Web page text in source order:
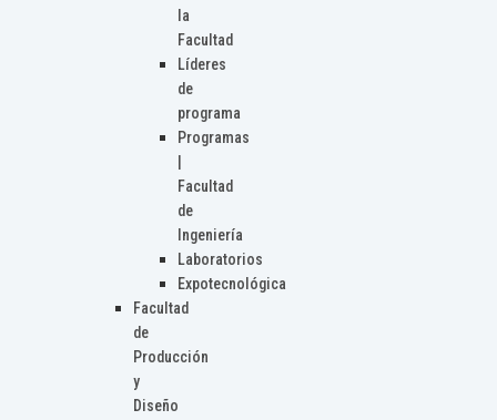
la
Facultad
Líderes
de
programa
Programas
Facultad
de
Ingeniería
Laboratorios
Expotecnológica
Facultad
de
Producción
y
Diseño